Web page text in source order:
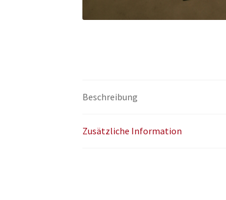
Beschreibung
Zusätzliche Information